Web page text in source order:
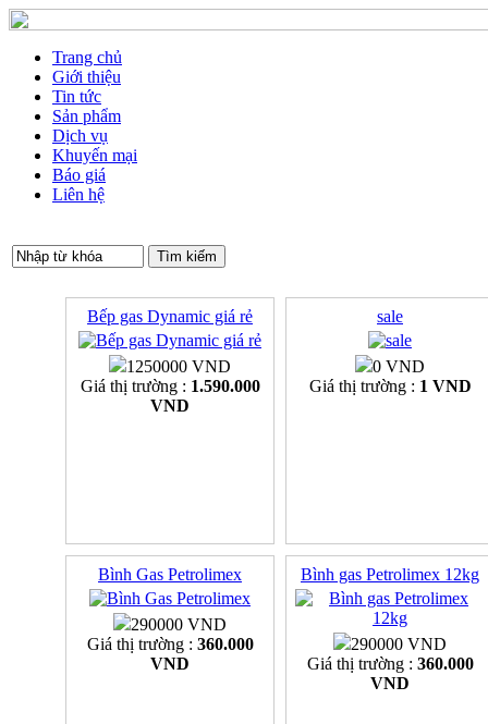
Trang chủ
Giới thiệu
Tin tức
Sản phẩm
Dịch vụ
Khuyến mại
Báo giá
Liên hệ
Bếp gas Dynamic giá rẻ
1250000 VND
Giá thị trường : 1.590.000
VND
sale
0 VND
Giá thị trường : 1 VND
Bình Gas Petrolimex
290000 VND
Giá thị trường : 360.000
VND
Bình gas Petrolimex 12kg
290000 VND
Giá thị trường : 360.000
VND